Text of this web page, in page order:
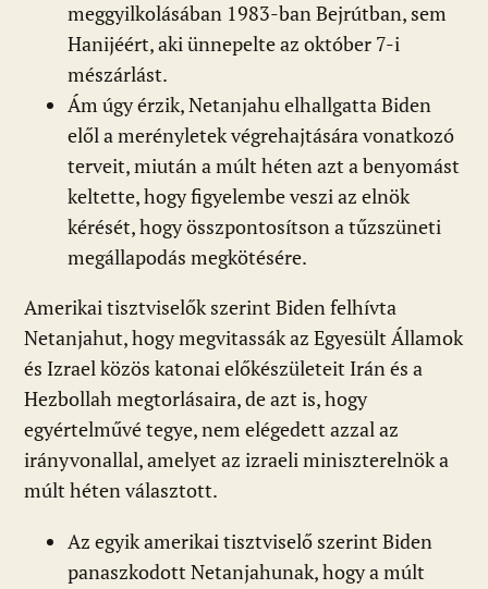
meggyilkolásában 1983-ban Bejrútban, sem
Hanijéért, aki ünnepelte az október 7-i
mészárlást.
Ám úgy érzik, Netanjahu elhallgatta Biden
elől a merényletek végrehajtására vonatkozó
terveit, miután a múlt héten azt a benyomást
keltette, hogy figyelembe veszi az elnök
kérését, hogy összpontosítson a tűzszüneti
megállapodás megkötésére.
Amerikai tisztviselők szerint Biden felhívta
Netanjahut, hogy megvitassák az Egyesült Államok
és Izrael közös katonai előkészületeit Irán és a
Hezbollah megtorlásaira, de azt is, hogy
egyértelművé tegye, nem elégedett azzal az
irányvonallal, amelyet az izraeli miniszterelnök a
múlt héten választott.
Az egyik amerikai tisztviselő szerint Biden
panaszkodott Netanjahunak, hogy a múlt